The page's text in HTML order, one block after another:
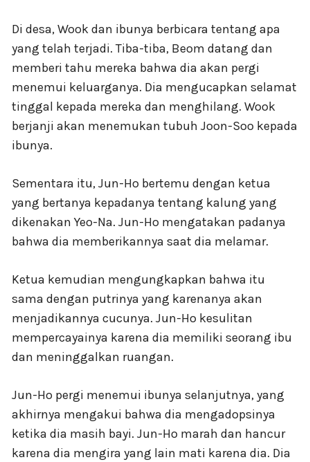
Di desa, Wook dan ibunya berbicara tentang apa
yang telah terjadi. Tiba-tiba, Beom datang dan
memberi tahu mereka bahwa dia akan pergi
menemui keluarganya. Dia mengucapkan selamat
tinggal kepada mereka dan menghilang. Wook
berjanji akan menemukan tubuh Joon-Soo kepada
ibunya.
Sementara itu, Jun-Ho bertemu dengan ketua
yang bertanya kepadanya tentang kalung yang
dikenakan Yeo-Na. Jun-Ho mengatakan padanya
bahwa dia memberikannya saat dia melamar.
Ketua kemudian mengungkapkan bahwa itu
sama dengan putrinya yang karenanya akan
menjadikannya cucunya. Jun-Ho kesulitan
mempercayainya karena dia memiliki seorang ibu
dan meninggalkan ruangan.
Jun-Ho pergi menemui ibunya selanjutnya, yang
akhirnya mengakui bahwa dia mengadopsinya
ketika dia masih bayi. Jun-Ho marah dan hancur
karena dia mengira yang lain mati karena dia. Dia